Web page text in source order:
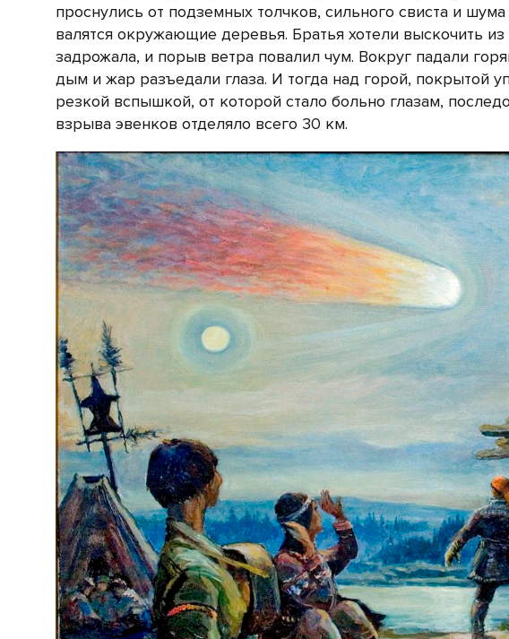
проснулись от подземных толчков, сильного свиста и
валятся окружающие деревья. Братья хотели выскочить
задрожала, и порыв ветра повалил чум. Вокруг падали
дым и жар разъедали глаза. И тогда над горой, покрытой
резкой вспышкой, от которой стало больно глазам,
взрыва эвенков отделяло всего 30 км.